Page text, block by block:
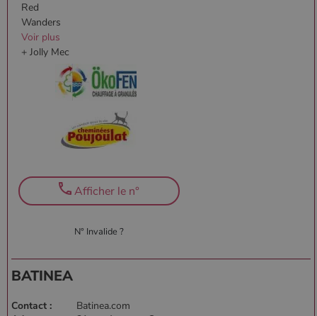
Red
Wanders
Voir plus
+ Jolly Mec
N° Invalide ?
Afficher le n°
BATINEA
Contact :
Batinea.com